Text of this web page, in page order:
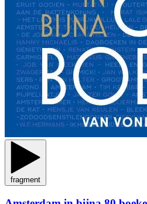
fragment